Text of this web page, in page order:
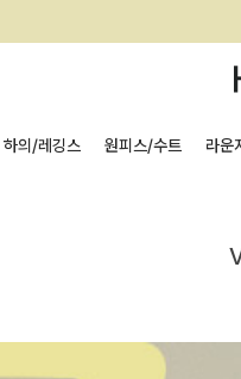
하의/레깅스 원피스/수트 라운